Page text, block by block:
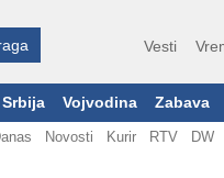
Vesti
Srbija Vojvodina Zabava
Novosti Kurir RTV DW